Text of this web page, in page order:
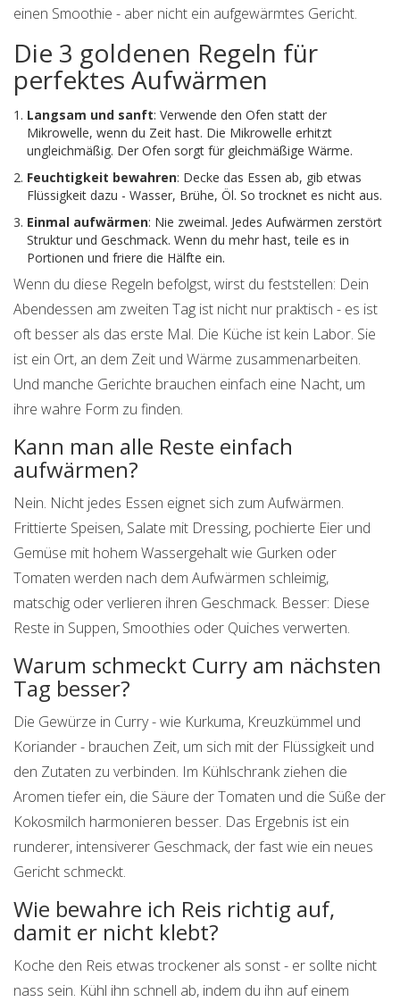
einen Smoothie - aber nicht ein aufgewärmtes Gericht.
Die 3 goldenen Regeln für
perfektes Aufwärmen
Langsam und sanft: Verwende den Ofen statt der
Mikrowelle, wenn du Zeit hast. Die Mikrowelle erhitzt
ungleichmäßig. Der Ofen sorgt für gleichmäßige Wärme.
Feuchtigkeit bewahren: Decke das Essen ab, gib etwas
Flüssigkeit dazu - Wasser, Brühe, Öl. So trocknet es nicht aus.
Einmal aufwärmen: Nie zweimal. Jedes Aufwärmen zerstört
Struktur und Geschmack. Wenn du mehr hast, teile es in
Portionen und friere die Hälfte ein.
Wenn du diese Regeln befolgst, wirst du feststellen: Dein
Abendessen am zweiten Tag ist nicht nur praktisch - es ist
oft besser als das erste Mal. Die Küche ist kein Labor. Sie
ist ein Ort, an dem Zeit und Wärme zusammenarbeiten.
Und manche Gerichte brauchen einfach eine Nacht, um
ihre wahre Form zu finden.
Kann man alle Reste einfach
aufwärmen?
Nein. Nicht jedes Essen eignet sich zum Aufwärmen.
Frittierte Speisen, Salate mit Dressing, pochierte Eier und
Gemüse mit hohem Wassergehalt wie Gurken oder
Tomaten werden nach dem Aufwärmen schleimig,
matschig oder verlieren ihren Geschmack. Besser: Diese
Reste in Suppen, Smoothies oder Quiches verwerten.
Warum schmeckt Curry am nächsten
Tag besser?
Die Gewürze in Curry - wie Kurkuma, Kreuzkümmel und
Koriander - brauchen Zeit, um sich mit der Flüssigkeit und
den Zutaten zu verbinden. Im Kühlschrank ziehen die
Aromen tiefer ein, die Säure der Tomaten und die Süße der
Kokosmilch harmonieren besser. Das Ergebnis ist ein
runderer, intensiverer Geschmack, der fast wie ein neues
Gericht schmeckt.
Wie bewahre ich Reis richtig auf,
damit er nicht klebt?
Koche den Reis etwas trockener als sonst - er sollte nicht
nass sein. Kühl ihn schnell ab, indem du ihn auf einem